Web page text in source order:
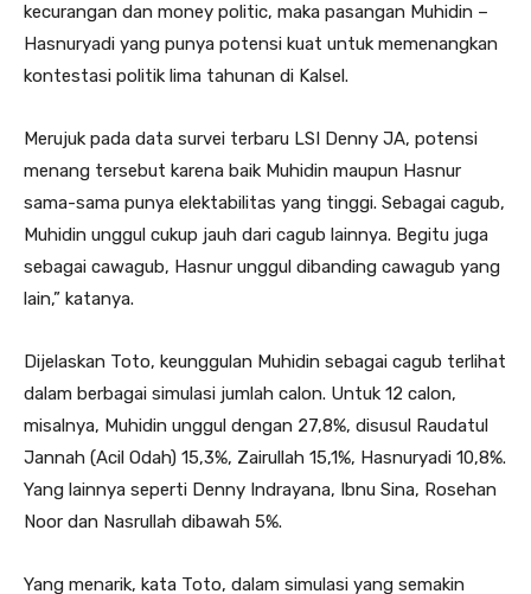
kecurangan dan money politic, maka pasangan Muhidin –
Hasnuryadi yang punya potensi kuat untuk memenangkan
kontestasi politik lima tahunan di Kalsel.
Merujuk pada data survei terbaru LSI Denny JA, potensi
menang tersebut karena baik Muhidin maupun Hasnur
sama-sama punya elektabilitas yang tinggi. Sebagai cagub,
Muhidin unggul cukup jauh dari cagub lainnya. Begitu juga
sebagai cawagub, Hasnur unggul dibanding cawagub yang
lain,” katanya.
Dijelaskan Toto, keunggulan Muhidin sebagai cagub terlihat
dalam berbagai simulasi jumlah calon. Untuk 12 calon,
misalnya, Muhidin unggul dengan 27,8%, disusul Raudatul
Jannah (Acil Odah) 15,3%, Zairullah 15,1%, Hasnuryadi 10,8%.
Yang lainnya seperti Denny Indrayana, Ibnu Sina, Rosehan
Noor dan Nasrullah dibawah 5%.
Yang menarik, kata Toto, dalam simulasi yang semakin